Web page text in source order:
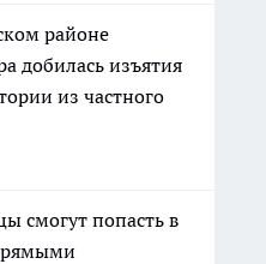
районе
добилась изъятия
из частного
смогут попасть в